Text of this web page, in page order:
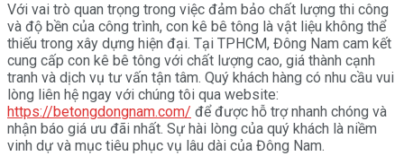
Với vai trò quan trọng trong việc đảm bảo chất lượng thi công
và độ bền của công trình, con kê bê tông là vật liệu không thể
thiếu trong xây dựng hiện đại. Tại TPHCM, Đông Nam cam kết
cung cấp con kê bê tông với chất lượng cao, giá thành cạnh
tranh và dịch vụ tư vấn tận tâm. Quý khách hàng có nhu cầu vui
lòng liên hệ ngay với chúng tôi qua website:
https://betongdongnam.com/ để được hỗ trợ nhanh chóng và
nhận báo giá ưu đãi nhất. Sự hài lòng của quý khách là niềm
vinh dự và mục tiêu phục vụ lâu dài của Đông Nam.